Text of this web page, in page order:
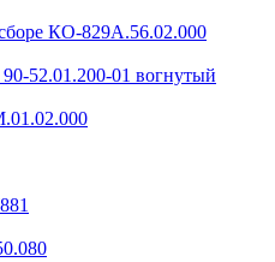
КО-829А.56.02.000
52.01.200-01 вогнутый